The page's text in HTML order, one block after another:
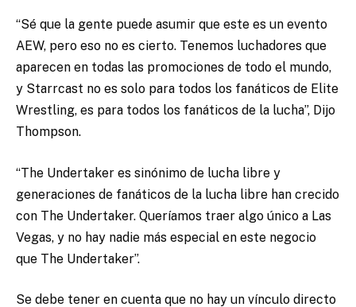
“Sé que la gente puede asumir que este es un evento
AEW, pero eso no es cierto. Tenemos luchadores que
aparecen en todas las promociones de todo el mundo,
y Starrcast no es solo para todos los fanáticos de Elite
Wrestling, es para todos los fanáticos de la lucha”, Dijo
Thompson.
“The Undertaker es sinónimo de lucha libre y
generaciones de fanáticos de la lucha libre han crecido
con The Undertaker. Queríamos traer algo único a Las
Vegas, y no hay nadie más especial en este negocio
que The Undertaker”.
Se debe tener en cuenta que no hay un vínculo directo